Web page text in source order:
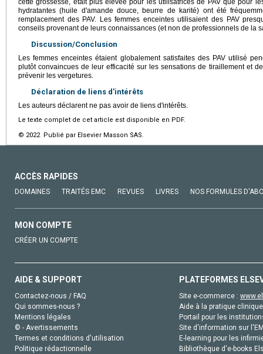
cette grossesse, était plus élevée pour les utilisatrices de PAV que pour
hydratantes (huile d'amande douce, beurre de karité) ont été
remplacement des PAV. Les femmes enceintes utilisaient des PAV
conseils provenant de leurs connaissances (et non de professionnels de la
Discussion/Conclusion
Les femmes enceintes étaient globalement satisfaites des PAV utilisé
plutôt convaincues de leur efficacité sur les sensations de tiraillement et
prévenir les vergetures.
Déclaration de liens d'intérêts
Les auteurs déclarent ne pas avoir de liens d'intérêts.
Le texte complet de cet article est disponible en PDF.
© 2022 Publié par Elsevier Masson SAS.
ACCÈS RAPIDES
DOMAINES TRAITÉS EMC REVUES LIVRES NOS FORMULES
MON COMPTE
CRÉER UN COMPTE
AIDE & SUPPORT
Contactez-nous / FAQ
Qui sommes-nous ?
Mentions légales
© - Avertissements
Termes et conditions d'utilisation
Politique rédactionnelle
PLATEFORMES
Site e-commerce :
Aide à la pratique
Portail pour les
Site d'information sur
E-learning pour les
Bibliothèque d'e-books